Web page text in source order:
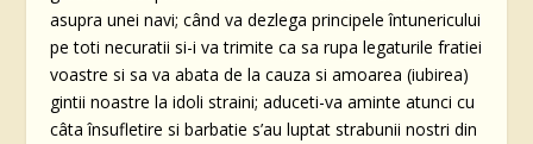
asupra unei navi; când va dezlega principele întunericului
pe toti necuratii si-i va trimite ca sa rupa legaturile fratiei
voastre si sa va abata de la cauza si amoarea (iubirea)
gintii noastre la idoli straini; aduceti-va aminte atunci cu
câta însufletire si barbatie s’au luptat strabunii nostri din